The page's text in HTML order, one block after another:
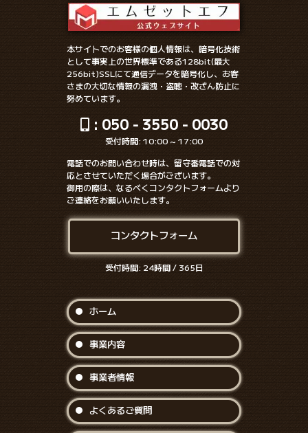
本サイトでのお客様の個人情報は、暗号化技術
として事実上の世界標準である128bit(最大
256bit)SSLにて通信データを暗号化し、お客
さまの大切な情報の漏洩・盗聴・改ざん防止に
努めています。
: 050 - 3550 - 0030
受付時間: 10:00 ~ 17:00
電話でのお問い合わせ時は、留守番電話での対
応とさせていただく場合がございます。
御用の際は、なるべくコンタクトフォームより
ご連絡をお願いいたします。
コンタクトフォーム
受付時間: 24時間 / 365日
ホーム
事業内容
事業者情報
よくあるご質問